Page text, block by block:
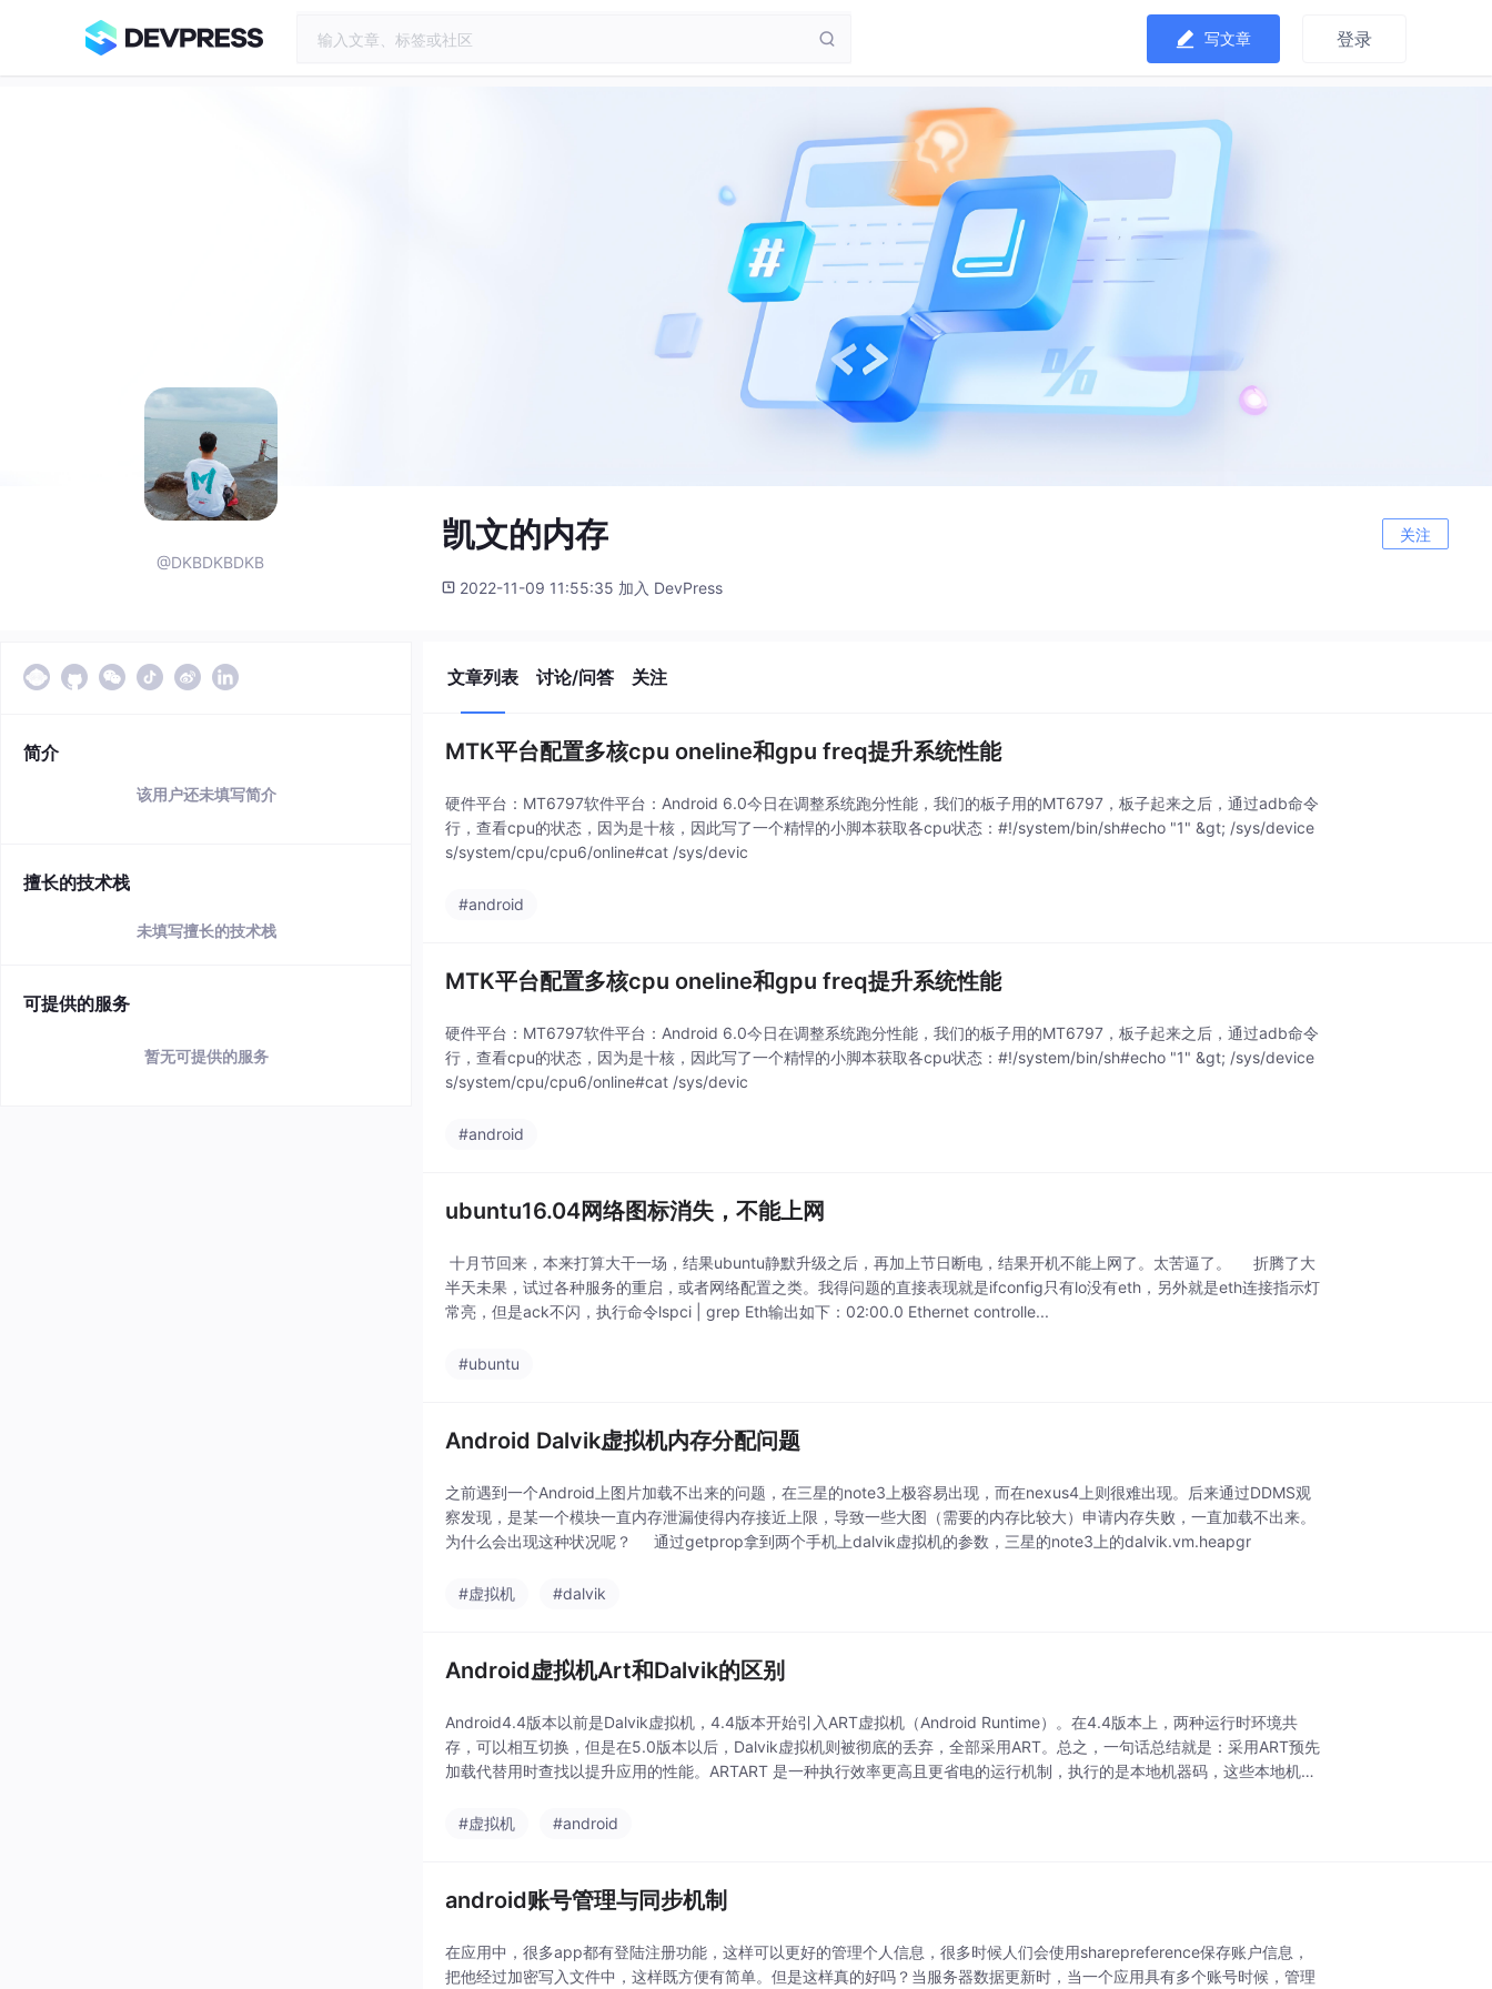
写文章 登录
@DKBDKBDKB
凯文的内存 关注
2022-11-09 11:55:35 加入 DevPress
简介
该用户还未填写简介
擅长的技术栈
未填写擅长的技术栈
可提供的服务
暂无可提供的服务
文章列表 讨论/问答 关注
MTK平台配置多核cpu oneline和gpu freq提升系统性能
硬件平台：MT6797软件平台：Android 6.0今日在调整系统跑分性能，我们的板子用的MT6797，板子起来之后，通过adb命令
行，查看cpu的状态，因为是十核，因此写了一个精悍的小脚本获取各cpu状态：#!/system/bin/sh#echo "1" &gt; /sys/device
s/system/cpu/cpu6/online#cat /sys/devic
#android
MTK平台配置多核cpu oneline和gpu freq提升系统性能
硬件平台：MT6797软件平台：Android 6.0今日在调整系统跑分性能，我们的板子用的MT6797，板子起来之后，通过adb命令
行，查看cpu的状态，因为是十核，因此写了一个精悍的小脚本获取各cpu状态：#!/system/bin/sh#echo "1" &gt; /sys/device
s/system/cpu/cpu6/online#cat /sys/devic
#android
ubuntu16.04网络图标消失，不能上网
十月节回来，本来打算大干一场，结果ubuntu静默升级之后，再加上节日断电，结果开机不能上网了。太苦逼了。 折腾了大
半天未果，试过各种服务的重启，或者网络配置之类。我得问题的直接表现就是ifconfig只有lo没有eth，另外就是eth连接指示灯
常亮，但是ack不闪，执行命令lspci | grep Eth输出如下：02:00.0 Ethernet controlle...
#ubuntu
Android Dalvik虚拟机内存分配问题
之前遇到一个Android上图片加载不出来的问题，在三星的note3上极容易出现，而在nexus4上则很难出现。后来通过DDMS观
察发现，是某一个模块一直内存泄漏使得内存接近上限，导致一些大图（需要的内存比较大）申请内存失败，一直加载不出来。
为什么会出现这种状况呢？ 通过getprop拿到两个手机上dalvik虚拟机的参数，三星的note3上的dalvik.vm.heapgr
#虚拟机 #dalvik
Android虚拟机Art和Dalvik的区别
Android4.4版本以前是Dalvik虚拟机，4.4版本开始引入ART虚拟机（Android Runtime）。在4.4版本上，两种运行时环境共
存，可以相互切换，但是在5.0版本以后，Dalvik虚拟机则被彻底的丢弃，全部采用ART。总之，一句话总结就是：采用ART预先
加载代替用时查找以提升应用的性能。ARTART 是一种执行效率更高且更省电的运行机制，执行的是本地机器码，这些本地机器
#虚拟机
#android
android账号管理与同步机制
在应用中，很多app都有登陆注册功能，这样可以更好的管理个人信息，很多时候人们会使用sharepreference保存账户信息，
把他经过加密写入文件中，这样既方便有简单。但是这样真的好吗？当服务器数据更新时，当一个应用具有多个账号时候，管理